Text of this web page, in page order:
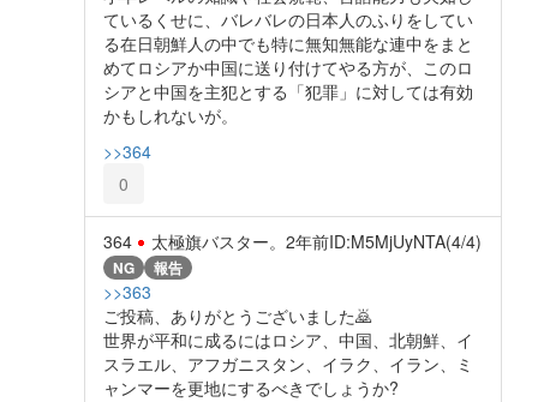
ているくせに、バレバレの日本人のふりをしてい
る在日朝鮮人の中でも特に無知無能な連中をまと
めてロシアか中国に送り付けてやる方が、このロ
シアと中国を主犯とする「犯罪」に対しては有効
かもしれないが。
>>364
0
364 太極旗バスター。 2年前ID:M5MjUyNTA(4/4)
NG 報告
>>363
ご投稿、ありがとうございました🙇
世界が平和に成るにはロシア、中国、北朝鮮、イ
スラエル、アフガニスタン、イラク、イラン、ミ
ャンマーを更地にするべきでしょうか?